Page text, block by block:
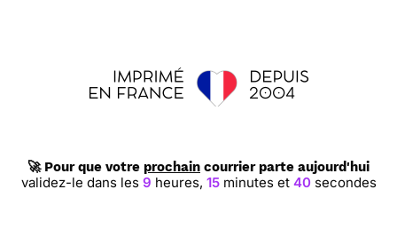
🚀 Pour que votre prochain courrier parte aujourd'hui
validez-le dans les 9 heures, 15minutes et 39secondes